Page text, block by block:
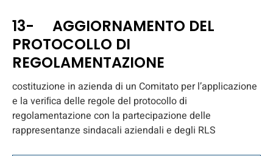
13- AGGIORNAMENTO DEL
PROTOCOLLO DI
REGOLAMENTAZIONE
costituzione in azienda di un Comitato per l’applicazione
e la veriﬁca delle regole del protocollo di
regolamentazione con la partecipazione delle
rappresentanze sindacali aziendali e degli RLS